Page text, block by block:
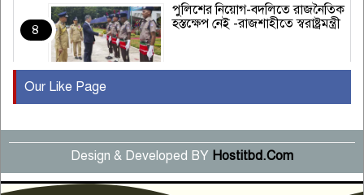
৪
পুলিশের নিয়োগ-বদলিতে রাজনৈতিক
হস্তক্ষেপ নেই -রাজশাহীতে স্বরাষ্ট্রমন্ত্রী
৫
বছর পূর্তি উদযাপন
৬
সংবাদ সম্মেলনে অভিযোগ অস্বীকার
উদ্দেশ্য প্রণোদিত সংবাদ প্রকাশের
প্রতিবাদ নাজির হাসানের
Our Like Page
Design & Developed BY Hostitbd.Com